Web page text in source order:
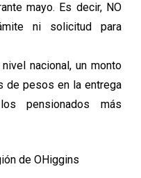
mayo. Es decir, NO
ni solicitud para
nacional, un monto
de pesos en la entrega
pensionados más
de OHiggins